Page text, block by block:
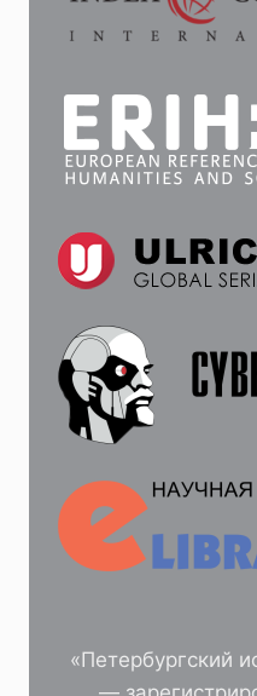
«Петербургский